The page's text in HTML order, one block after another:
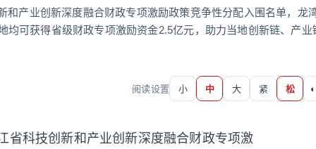
产业创新深度融合财政专项激励政策竞争性分配入围名单，龙
均可获得省级财政专项激励资金2.5亿元，助力当地创新链、产业
阅读设置 小 中 大 紧 松 ◐
科技创新和产业创新深度融合财政专项激